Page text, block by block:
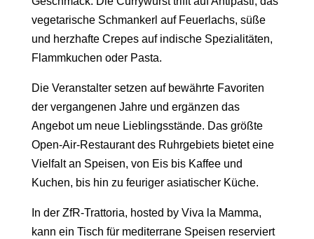
vegetarische Schmankerl auf Feuerlachs, süße
und herzhafte Crepes auf indische Spezialitäten,
Flammkuchen oder Pasta.
Die Veranstalter setzen auf bewährte Favoriten
der vergangenen Jahre und ergänzen das
Angebot um neue Lieblingsstände. Das größte
Open-Air-Restaurant des Ruhrgebiets bietet eine
Vielfalt an Speisen, von Eis bis Kaffee und
Kuchen, bis hin zu feuriger asiatischer Küche.
In der ZfR-Trattoria, hosted by Viva la Mamma,
kann ein Tisch für mediterrane Speisen reserviert